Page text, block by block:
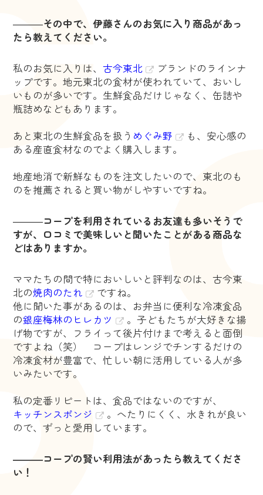
―――その中で、伊藤さんのお気に入り商品があっ
たら教えてください。
私のお気に入りは、古今東北
ブランドのラインナ
ップです。地元東北の食材が使われていて、おいし
いものが多いです。生鮮食品だけじゃなく、缶詰や
瓶詰めなどもあります。
あと東北の生鮮食品を扱う めぐみ野
も、安心感の
ある産直食材なのでよく購入します。
地産地消で新鮮なものを注文したいので、東北のも
のを推薦されると買い物がしやすいですね。
―――コープを利用されているお友達も多いそうで
すが、口コミで美味しいと聞いたことがある商品な
どはありますか。
ママたちの間で特においしいと評判なのは、古今東
北の焼肉のたれ
ですね。
他に聞いた事があるのは、お弁当に便利な冷凍食品
の銀座梅林のヒレカツ
。子どもたちが大好きな揚
げ物ですが、フライって後片付けまで考えると面倒
ですよね（笑） コープはレンジでチンするだけの
冷凍食材が豊富で、忙しい朝に活用している人が多
いみたいです。
私の定番リピートは、食品ではないのですが、
キッチンスポンジ
。へたりにくく、水きれが良い
ので、ずっと愛用しています。
―――コープの賢い利用法があったら教えてくださ
い！